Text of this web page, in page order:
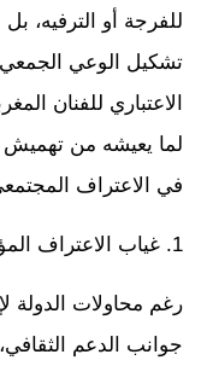
للفرجة أو الترفيه،
تشكيل الوعي الجمعي
الاعتباري للفنان
لما يعيشه من
في الاعتراف
1. غياب الاعتراف المؤسساتي الحقيقي
رغم محاولات الدولة
جوانب الدعم